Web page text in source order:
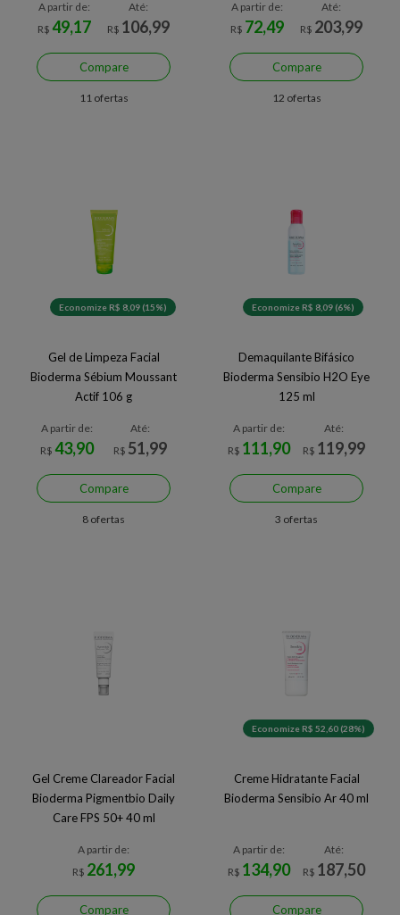
A partir de:
R$ 49,17
Até:
R$ 106,99
Compare
11 ofertas
A partir de:
R$ 72,49
Até:
R$ 203,99
Compare
12 ofertas
Economize R$ 8,09 (15%)
Gel de Limpeza Facial
Bioderma Sébium Moussant
Actif 106 g
A partir de:
R$43,90
Até:
R$ 51,99
Compare
8 ofertas
Economize R$ 8,09 (6%)
Demaquilante Bifásico
Bioderma Sensibio H2O Eye
125 ml
A partir de:
R$ 111,90
Até:
R$ 119,99
Compare
3 ofertas
Gel Creme Clareador Facial
Bioderma Pigmentbio Daily
Care FPS 50+ 40 ml
A partir de:
R$ 261,99
Compare
Economize R$ 52,60 (28%)
Creme Hidratante Facial
Bioderma Sensibio Ar 40 ml
A partir de:
R$ 134,90
Até:
R$ 187,50
Compare